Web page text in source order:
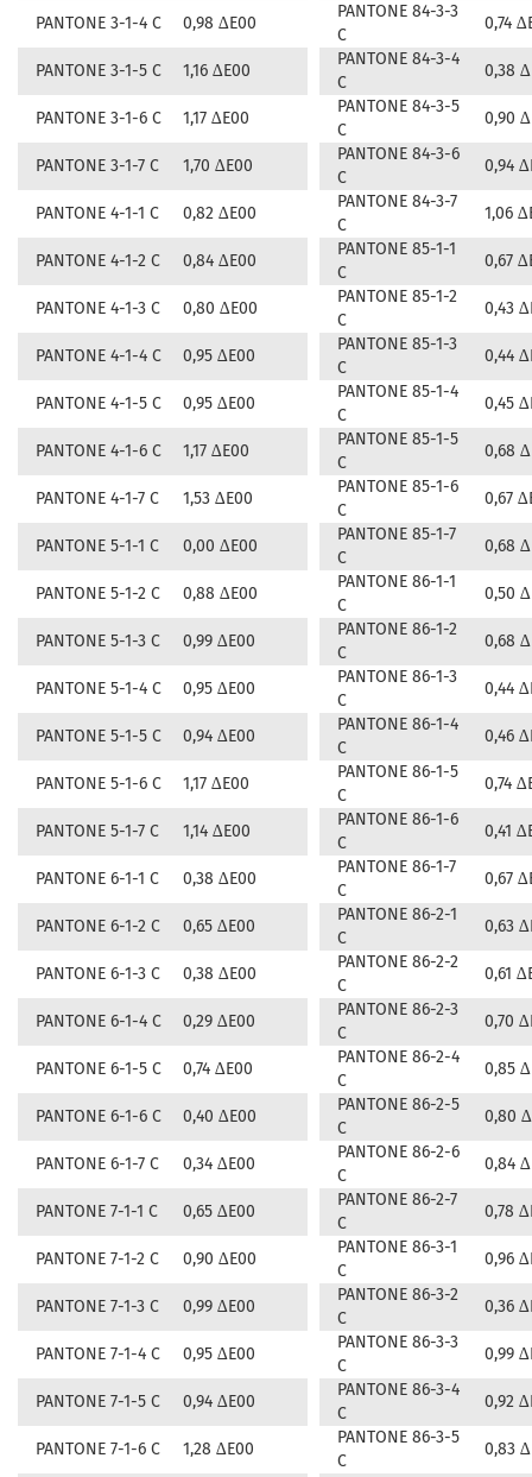
PANTONE 3-1-4 C 0,98 ∆E00
PANTONE 84-3-3
C
0,74
PANTONE 3-1-5 C 1,16 ∆E00
PANTONE 84-3-4
C
0,38
PANTONE 3-1-6 C 1,17 ∆E00
PANTONE 84-3-5
C
0,90
PANTONE 3-1-7 C 1,70 ∆E00
PANTONE 84-3-6
C
0,94
PANTONE 4-1-1 C 0,82 ∆E00
PANTONE 84-3-7
C
1,06
PANTONE 4-1-2 C 0,84 ∆E00
PANTONE 85-1-1
C
0,67
PANTONE 4-1-3 C 0,80 ∆E00
PANTONE 85-1-2
C
0,43
PANTONE 4-1-4 C 0,95 ∆E00
PANTONE 85-1-3
C
0,44
PANTONE 4-1-5 C 0,95 ∆E00
PANTONE 85-1-4
C
0,45
PANTONE 4-1-6 C 1,17 ∆E00
PANTONE 85-1-5
C
0,68
PANTONE 4-1-7 C 1,53 ∆E00
PANTONE 85-1-6
C
0,67
PANTONE 5-1-1 C 0,00 ∆E00
PANTONE 85-1-7
C
0,68
PANTONE 5-1-2 C 0,88 ∆E00
PANTONE 86-1-1
C
0,50
PANTONE 5-1-3 C 0,99 ∆E00
PANTONE 86-1-2
C
0,68
PANTONE 5-1-4 C 0,95 ∆E00
PANTONE 86-1-3
C
0,44
PANTONE 5-1-5 C 0,94 ∆E00
PANTONE 86-1-4
C
0,46
PANTONE 5-1-6 C 1,17 ∆E00
PANTONE 86-1-5
C
0,74
PANTONE 5-1-7 C 1,14 ∆E00
PANTONE 86-1-6
C
0,41
PANTONE 6-1-1 C 0,38 ∆E00
PANTONE 86-1-7
C
0,67
PANTONE 6-1-2 C 0,65 ∆E00
PANTONE 86-2-1
C
0,63
PANTONE 6-1-3 C 0,38 ∆E00
PANTONE 86-2-2
C
0,61
PANTONE 6-1-4 C 0,29 ∆E00
PANTONE 86-2-3
C
0,70
PANTONE 6-1-5 C 0,74 ∆E00
PANTONE 86-2-4
C
0,85
PANTONE 6-1-6 C 0,40 ∆E00
PANTONE 86-2-5
C
0,80
PANTONE 6-1-7 C 0,34 ∆E00
PANTONE 86-2-6
C
0,84
PANTONE 7-1-1 C 0,65 ∆E00
PANTONE 86-2-7
C
0,78
PANTONE 7-1-2 C 0,90 ∆E00
PANTONE 86-3-1
C
0,96
PANTONE 7-1-3 C 0,99 ∆E00
PANTONE 86-3-2
C
0,36
PANTONE 7-1-4 C 0,95 ∆E00
PANTONE 86-3-3
C
0,99
PANTONE 7-1-5 C 0,94 ∆E00
PANTONE 86-3-4
C
0,92
PANTONE 7-1-6 C 1,28 ∆E00
PANTONE 86-3-5
C
0,83